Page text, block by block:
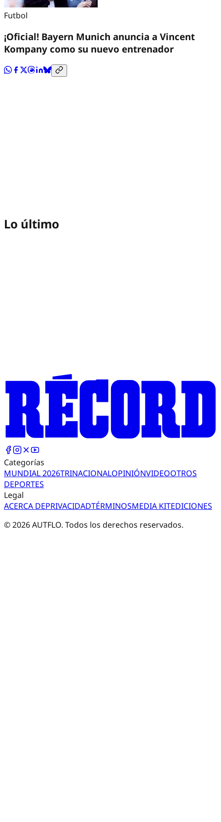
Futbol
¡Oficial! Bayern Munich anuncia a Vincent
Kompany como su nuevo entrenador
Lo último
Categorías
MUNDIAL 2026TRINACIONALOPINIÓNVIDEOOTROS
DEPORTES
Legal
ACERCA DEPRIVACIDADTÉRMINOSMEDIA KITEDICIONES
©2026AUTFLO. Todos los derechos reservados.